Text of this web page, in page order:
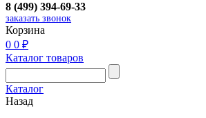
8 (499) 394-69-33
заказать звонок
Корзина
0 0 ₽
Каталог товаров
Каталог
Назад